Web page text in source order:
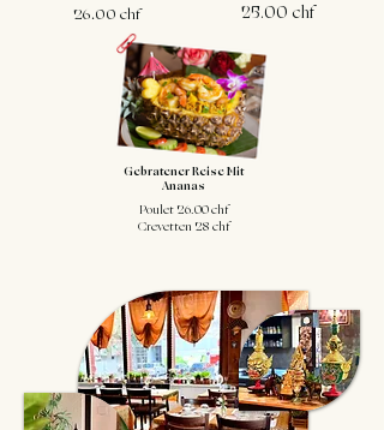
26.00 chf 25.00 chf
Gebratener Reise Mit
Ananas
Poulet 26.00 chf
Crevetten 28 chf